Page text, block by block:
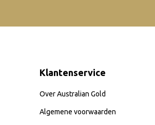
Klantenservice
Over Australian Gold
Algemene voorwaarden